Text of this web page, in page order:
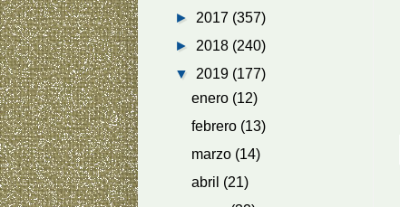
► 2017 (357)
► 2018 (240)
▼ 2019 (177)
enero (12)
febrero (13)
marzo (14)
abril (21)